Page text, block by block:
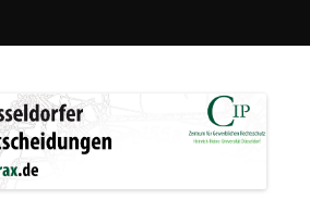
Entscheidungen